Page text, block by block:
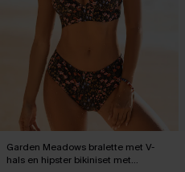
Garden Meadows bralette met V-
hals en hipster bikiniset met